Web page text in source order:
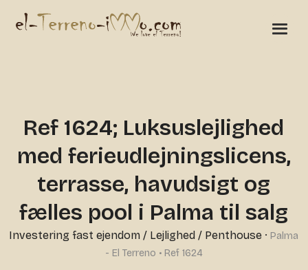
Ref 1624; Luksuslejlighed
med ferieudlejningslicens,
terrasse, havudsigt og
fælles pool i Palma til salg
Investering fast ejendom / Lejlighed / Penthouse · Palma
- El Terreno • Ref 1624